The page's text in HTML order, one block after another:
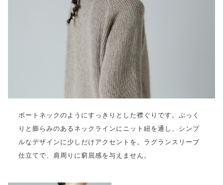
ボートネックのようにすっきりとした襟ぐりです。ぷっく
りと膨らみのあるネックラインにニット紐を通し、シンプ
ルなデザインに少しだけアクセントを。ラグランスリーブ
仕立てで、肩周りに窮屈感を与えません。